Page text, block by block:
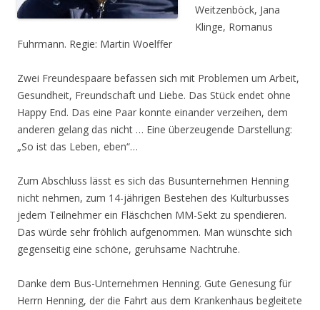
Weitzenböck, Jana
Klinge, Romanus
Fuhrmann. Regie: Martin Woelffer
Zwei Freundespaare befassen sich mit Problemen um Arbeit,
Gesundheit, Freundschaft und Liebe. Das Stück endet ohne
Happy End. Das eine Paar konnte einander verzeihen, dem
anderen gelang das nicht … Eine überzeugende Darstellung:
„So ist das Leben, eben“…
Zum Abschluss lässt es sich das Busunternehmen Henning
nicht nehmen, zum 14-jährigen Bestehen des Kulturbusses
jedem Teilnehmer ein Fläschchen MM-Sekt zu spendieren.
Das würde sehr fröhlich aufgenommen. Man wünschte sich
gegenseitig eine schöne, geruhsame Nachtruhe.
Danke dem Bus-Unternehmen Henning. Gute Genesung für
Herrn Henning, der die Fahrt aus dem Krankenhaus begleitete